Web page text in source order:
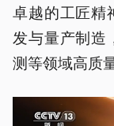
卓越的工匠精
发与量产制造
测等领域高质